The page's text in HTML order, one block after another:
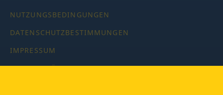
NUTZUNGSBEDINGUNGEN
DATENSCHUTZBESTIMMUNGEN
IMPRESSUM
PRIVATSPHÄRE-EINSTELLUNGEN